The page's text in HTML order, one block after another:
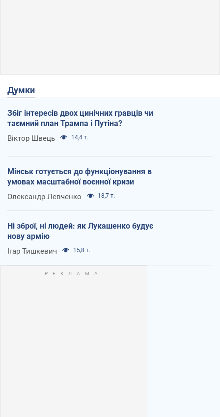
Думки
Збіг інтересів двох цинічних гравців чи
таємний план Трампа і Путіна?
Віктор Швець 14,4 т.
Мінськ готується до функціонування в
умовах масштабної воєнної кризи
Олександр Левченко 18,7 т.
Ні зброї, ні людей: як Лукашенко будує
нову армію
Ігар Тишкевич 15,8 т.